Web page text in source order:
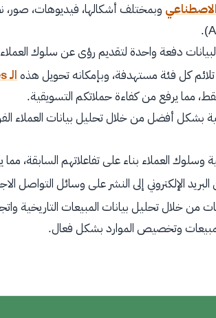
دفعة واحدة لتقديم رؤى عن سلوك العملاء
تلائم كل فئة مستهدفة، وبإمكانه تحويل هذهالـ Ad Creatives
مما يرفع من كفاءة حملاتكم التسويقية.
أفضل من خلال تحليل بيانات العملاء
وسلوك العملاء بناء على تفاعلاتهم السابقة،
الإلكتروني إلى النشر على وسائل التواصل
من خلال تحليل بيانات المبيعات التاريخية
وتخصيص الموارد بشكل فعال.